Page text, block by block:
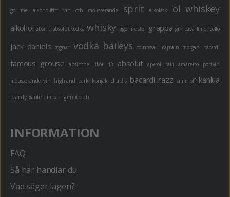
gourme alkoholfritt vin och mousserande sprit alkoläsk öl whiskey
alkohol absint absolut vodka whisky jägermeister grappa gin cava limoncello
jack daniels cognac vodka baileys cointreau captain morgan bacardi
famous grouse absinthe likör 43 absolut aperol raki amaretto portvin
mousserande vin highland park konjak chablis bacardi razz smirnoff kahlua
brandy xante campari glenfiddich
INFORMATION
FAQ
Så här handlar du
Vad säger lagen?